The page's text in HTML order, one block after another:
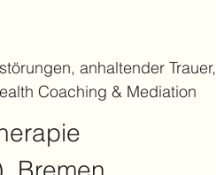
anhaltender Trauer,
Coaching & Mediation